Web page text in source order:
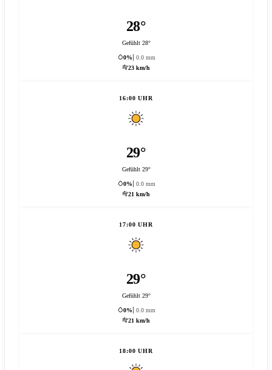
28°
Gefühlt 28°
0%
0.0 mm
23 km/h
16:00 UHR
29°
Gefühlt 29°
0%
0.0 mm
21 km/h
17:00 UHR
29°
Gefühlt 29°
0%
0.0 mm
21 km/h
18:00 UHR